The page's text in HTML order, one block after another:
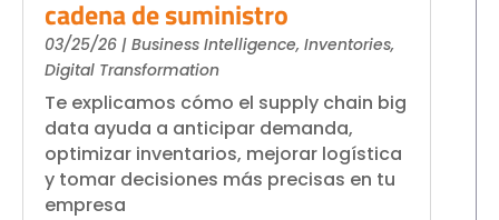
cadena de suministro
03/25/26 | Business Intelligence, Inventories,
Digital Transformation
Te explicamos cómo el supply chain big
data ayuda a anticipar demanda,
optimizar inventarios, mejorar logística
y tomar decisiones más precisas en tu
empresa